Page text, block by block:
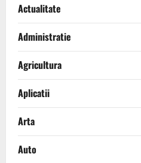
Actualitate
Administratie
Agricultura
Aplicatii
Arta
Auto